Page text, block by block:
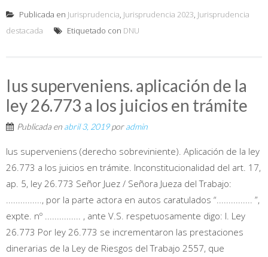
Publicada en Jurisprudencia, Jurisprudencia 2023, Jurisprudencia
destacada
Etiquetado con DNU
Ius superveniens. aplicación de la
ley 26.773 a los juicios en trámite
Publicada en abril 3, 2019poradmin
Ius superveniens (derecho sobreviniente). Aplicación de la ley
26.773 a los juicios en trámite. Inconstitucionalidad del art. 17,
ap. 5, ley 26.773 Señor Juez / Señora Jueza del Trabajo:
..............., por la parte actora en autos caratulados “............... ”,
expte. nº ............... , ante V.S. respetuosamente digo: I. Ley
26.773 Por ley 26.773 se incrementaron las prestaciones
dinerarias de la Ley de Riesgos del Trabajo 2557, que